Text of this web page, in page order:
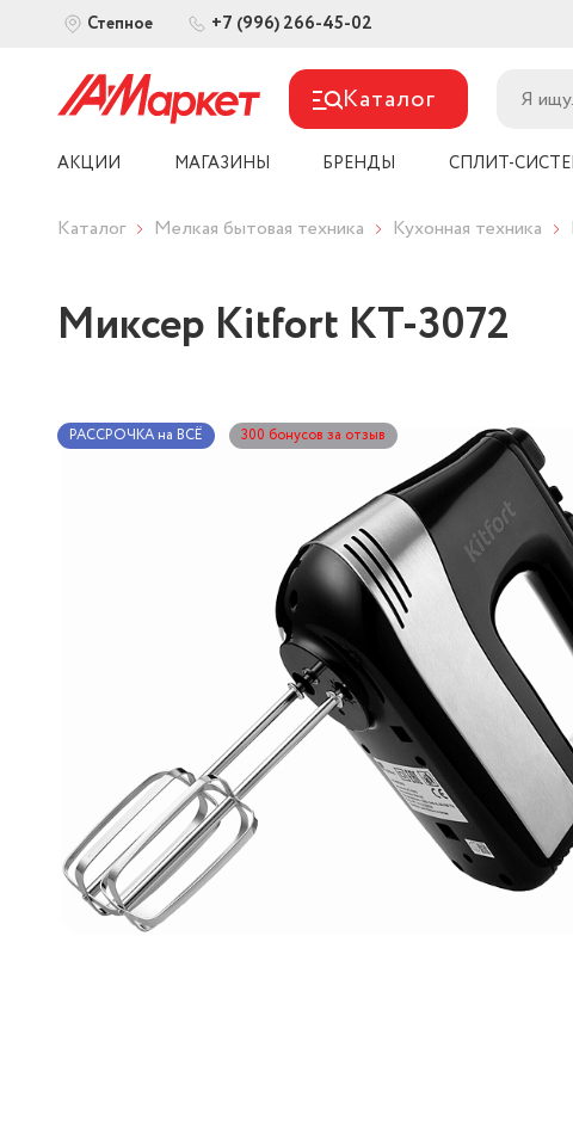
Степное +7 (996) 266-45-02
Каталог
АКЦИИ МАГАЗИНЫ БРЕНДЫ СПЛИТ-
Каталог Мелкая бытовая техника Кухонная техника
Миксер Kitfort KT-3072
РАССРОЧКА на ВСЁ 300 бонусов за отзыв